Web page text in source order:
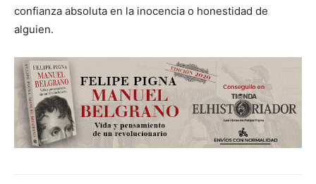
confianza absoluta en la inocencia o honestidad de
alguien.